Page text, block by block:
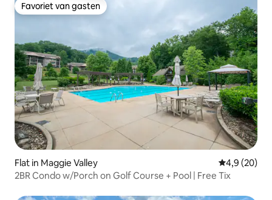
Favoriet van gasten
Favoriet van gasten
Flat in Maggie Valley Gemiddelde
4,9 (20)
2BR Condo w/Porch on Golf Course + Pool | Free Tix